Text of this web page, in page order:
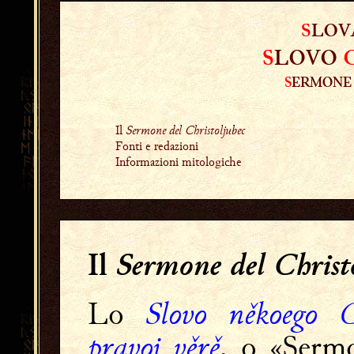
S
SLOVO
S
Il Sermone del Christoljubec
Fonti e redazioni
Informazioni mitologiche
IlSermone del
LoSlovo někoego